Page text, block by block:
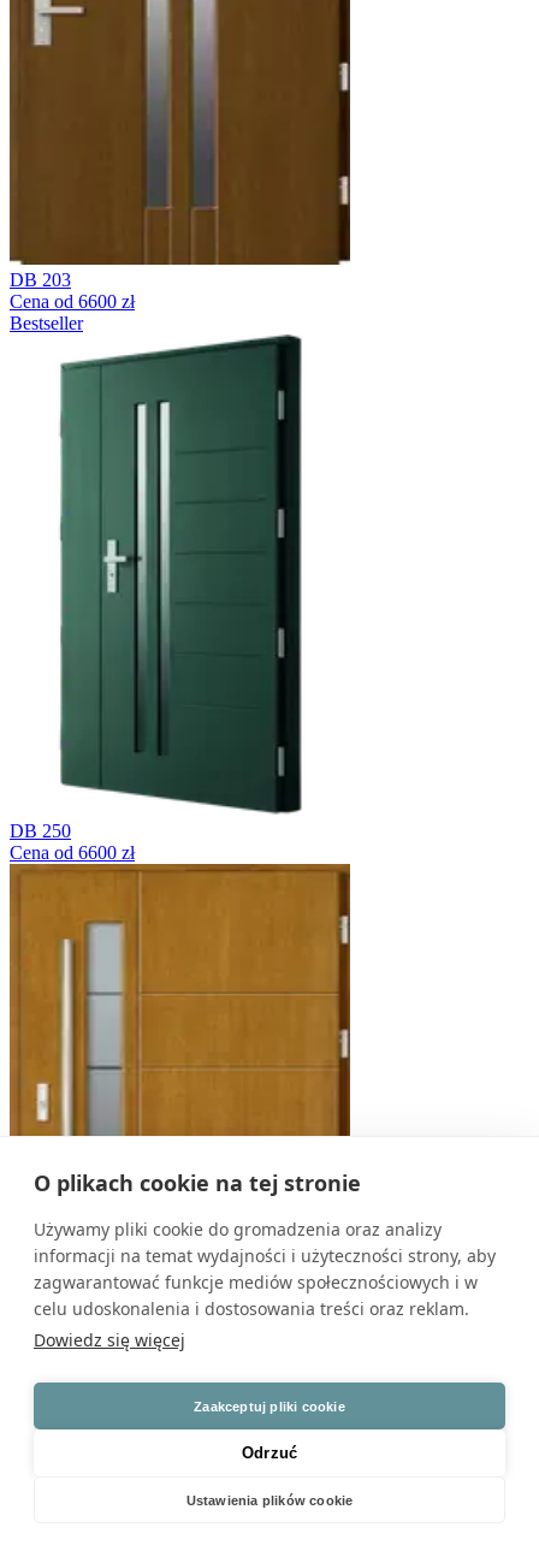
O plikach cookie na tej stronie
Używamy pliki cookie do gromadzenia oraz analizy
informacji na temat wydajności i użyteczności strony, aby
zagwarantować funkcje mediów społecznościowych i w
celu udoskonalenia i dostosowania treści oraz reklam.
Dowiedz się więcej
Zaakceptuj pliki cookie
Odrzuć
Ustawienia plików cookie
DB 203
Cena od 6600 zł
Bestseller
DB 250
Cena od 6600 zł
Cena od 6500 zł